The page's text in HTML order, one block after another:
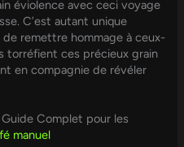
éviolence avec ceci voyage
C’est autant unique
remettre hommage à ceux-
torréfient ces précieux grain
en compagnie de révéler
Guide Complet pour les
manuel